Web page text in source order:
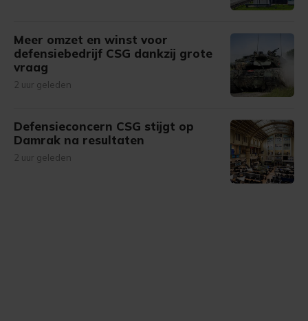
Meer omzet en winst voor
defensiebedrijf CSG dankzij grote
vraag
2 uur geleden
Defensieconcern CSG stijgt op
Damrak na resultaten
2 uur geleden